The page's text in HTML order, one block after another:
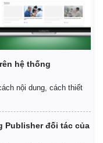
hệ thống
nội dung, cách thiết
Publisher đối tác của